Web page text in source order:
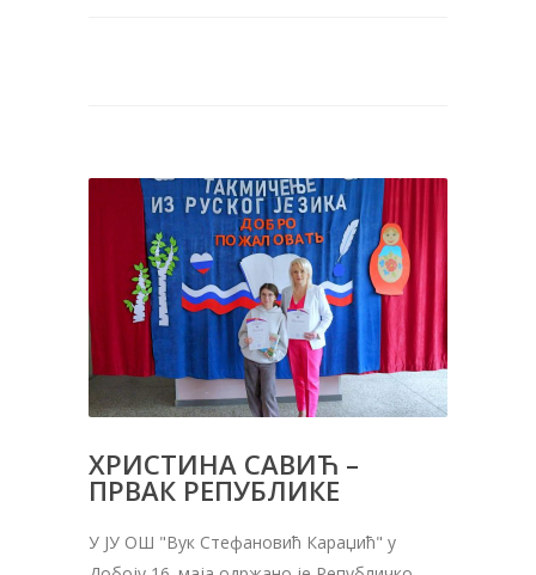
ХРИСТИНА САВИЋ –
ПРВАК РЕПУБЛИКЕ
У ЈУ ОШ "Вук Стефановић Караџић" у